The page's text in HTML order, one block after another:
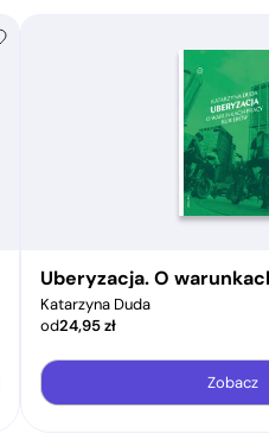
Uberyzacja. O
Katarzyna Duda
od24,95zł
Zobacz